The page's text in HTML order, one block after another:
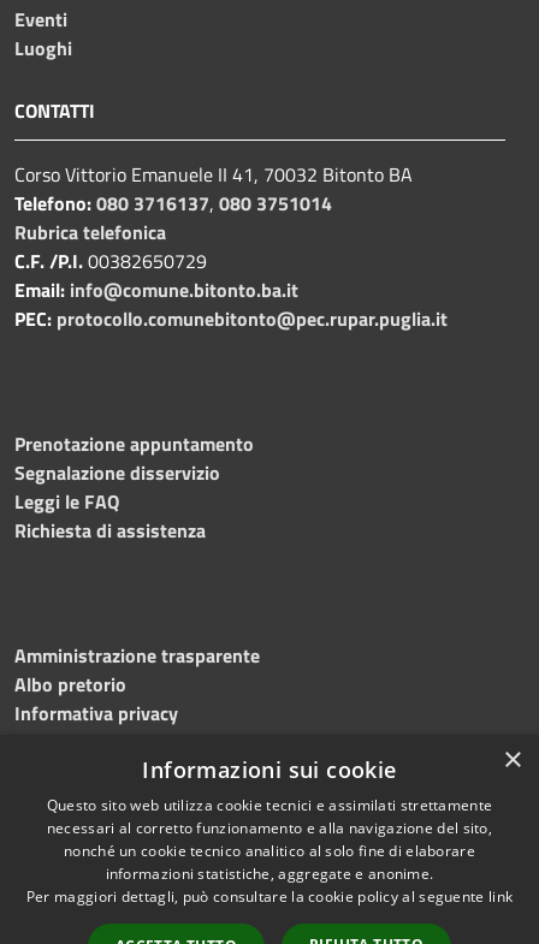
Eventi
Luoghi
CONTATTI
Corso Vittorio Emanuele II 41, 70032 Bitonto BA
Telefono:080 3716137, 080 3751014
Rubrica telefonica
C.F. /P.I.00382650729
Email: info@comune.bitonto.ba.it
PEC: protocollo.comunebitonto@pec.rupar.puglia.it
Prenotazione appuntamento
Segnalazione disservizio
Leggi le FAQ
Richiesta di assistenza
Amministrazione trasparente
Albo pretorio
Informativa privacy
Dichiarazione di accessibilità Meccanismo di feedback
RSS
Accessibilità
Copyright © 2026 • Comune di
Bitonto • Powered by
×
Informazioni sui cookie
Questo sito web utilizza cookie tecnici e assimilati strettamente
necessari al corretto funzionamento e alla navigazione del sito,
nonché un cookie tecnico analitico al solo fine di elaborare
informazioni statistiche, aggregate e anonime.
Per maggiori dettagli, può consultare la cookie policy al seguente link